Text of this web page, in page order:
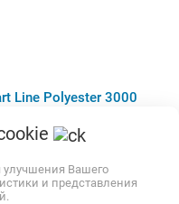
Line Polyester 3000
рассрочка, кредит
улучшения Вашего
и представления